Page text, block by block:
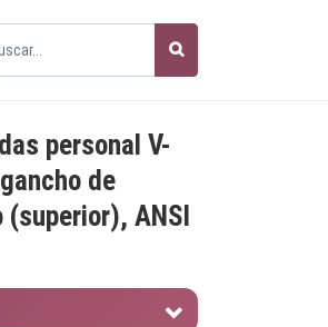
personal V-
de
ANSI